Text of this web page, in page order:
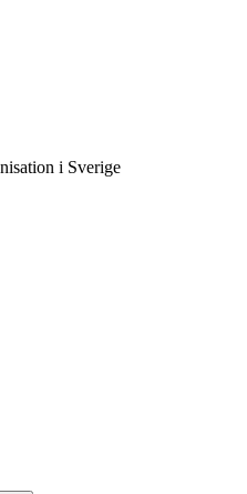
i Sverige